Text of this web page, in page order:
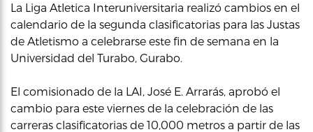
La Liga Atletica Interuniversitaria realizó cambios en el
calendario de la segunda clasificatorias para las Justas
de Atletismo a celebrarse este fin de semana en la
Universidad del Turabo, Gurabo.
El comisionado de la LAI, José E. Arrarás, aprobó el
cambio para este viernes de la celebración de las
carreras clasificatorias de 10,000 metros a partir de las